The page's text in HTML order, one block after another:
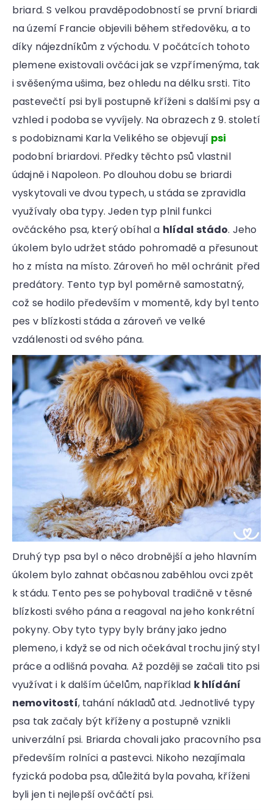
briard. S velkou pravděpodobností se první briardi
na území Francie objevili během středověku, a to
díky nájezdníkům z východu. V počátcích tohoto
plemene existovali ovčáci jak se vzpřímenýma, tak
i svěšenýma ušima, bez ohledu na délku srsti. Tito
pastevečtí psi byli postupně kříženi s dalšími psy a
vzhled i podoba se vyvíjely. Na obrazech z 9. století
s podobiznami Karla Velikého se objevují psi
podobní briardovi. Předky těchto psů vlastnil
údajně i Napoleon. Po dlouhou dobu se briardi
vyskytovali ve dvou typech, u stáda se zpravidla
využívaly oba typy. Jeden typ plnil funkci
ovčáckého psa, který obíhal a hlídal stádo. Jeho
úkolem bylo udržet stádo pohromadě a přesunout
ho z místa na místo. Zároveň ho měl ochránit před
predátory. Tento typ byl poměrně samostatný,
což se hodilo především v momentě, kdy byl tento
pes v blízkosti stáda a zároveň ve velké
vzdálenosti od svého pána.
Druhý typ psa byl o něco drobnější a jeho hlavním
úkolem bylo zahnat občasnou zaběhlou ovci zpět
k stádu. Tento pes se pohyboval tradičně v těsné
blízkosti svého pána a reagoval na jeho konkrétní
pokyny. Oby tyto typy byly brány jako jedno
plemeno, i když se od nich očekával trochu jiný styl
práce a odlišná povaha. Až později se začali tito psi
využívat i k dalším účelům, například k hlídání
nemovitostí, tahání nákladů atd. Jednotlivé typy
psa tak začaly být kříženy a postupně vznikli
univerzální psi. Briarda chovali jako pracovního psa
především rolníci a pastevci. Nikoho nezajímala
fyzická podoba psa, důležitá byla povaha, kříženi
byli jen ti nejlepší ovčáčtí psi.